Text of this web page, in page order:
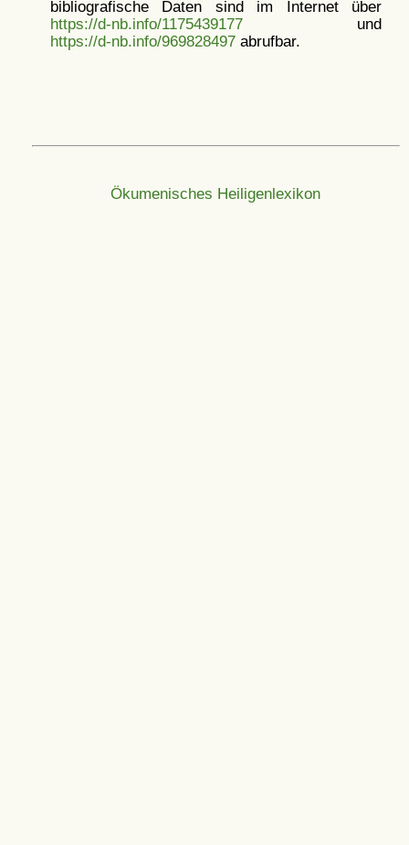
bibliografische Daten sind im Internet über
https://d-nb.info/1175439177und
https://d-nb.info/969828497abrufbar.
Ökumenisches Heiligenlexikon